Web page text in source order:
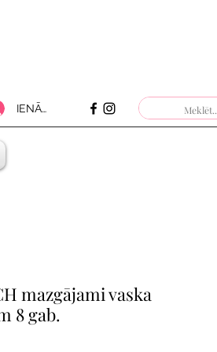
IENĀKT
mazgājami vaska
8 gab.